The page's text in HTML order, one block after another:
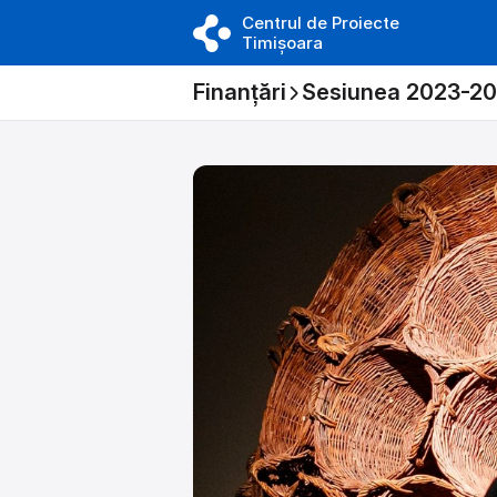
Centrul de Proiecte
Timișoara
Finanțări Sesiunea 2023-